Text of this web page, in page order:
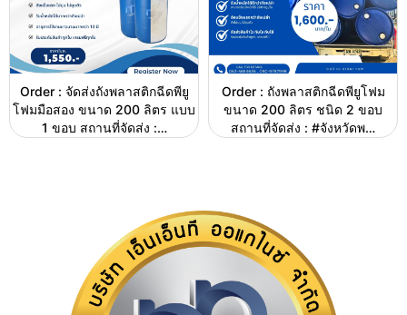
Order : จัดส่งถังพลาสติกฉีดพียู
โฟมมือสอง ขนาด 200 ลิตร แบบ
1 ขอบ สถานที่จัดส่ง :…
Order : ถังพลาสติกฉีดพียูโฟม
ขนาด 200 ลิตร ชนิด 2 ขอบ
สถานที่จัดส่ง : #จังหวัดพ…